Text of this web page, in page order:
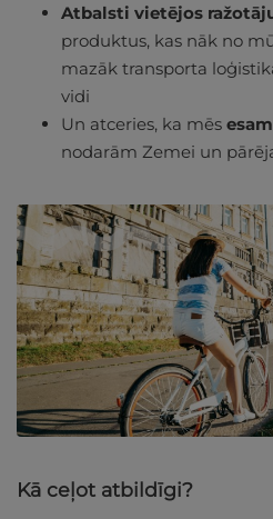
Atbalsti vietējos
produktus, kas nāk no
mazāk transporta
vidi
Un atceries, ka mēs
nodarām Zemei un
Kā ceļot atbildīgi?